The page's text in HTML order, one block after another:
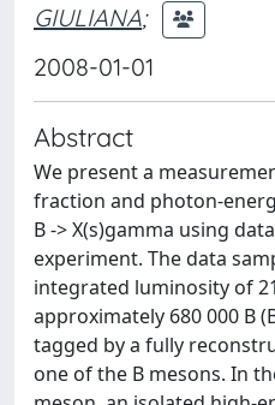
GIULIANA;
2008-01-01
Abstract
We present a
fraction and photon-
B -> X(s)gamma using
experiment. The data
integrated luminosity of
approximately 680 000 B
tagged by a fully
one of the B mesons. In